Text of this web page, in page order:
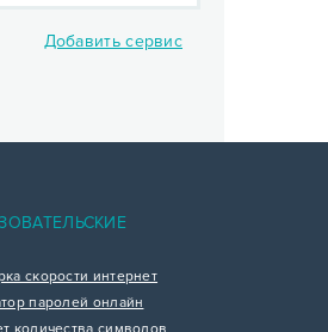
Добавить сервис
скорости интернет
паролей онлайн